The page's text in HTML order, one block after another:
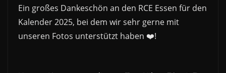
Ein großes Dankeschön an den RCE Essen für den
Kalender 2025, bei dem wir sehr gerne mit
unseren Fotos unterstützt haben ❤️!